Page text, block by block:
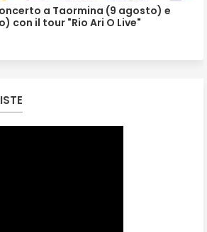
a Taormina (9 agosto) e
con il tour "Rio Ari O Live"